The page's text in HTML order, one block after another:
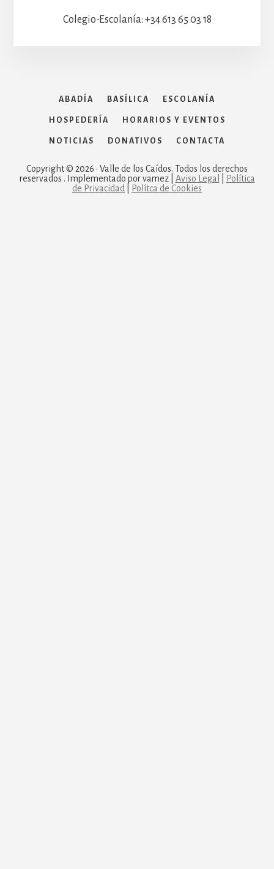
Colegio-Escolanía: +34 613 65 03 18
ABADÍA BASÍLICA ESCOLANÍA
HOSPEDERÍA HORARIOS Y EVENTOS
NOTICIAS DONATIVOS CONTACTA
Copyright © 2026 · Valle de los Caídos. Todos los derechos
reservados . Implementado por vamez | Aviso Legal
Política
de Privacidad
Polítca de Cookies